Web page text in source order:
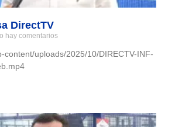
DirectTV
hay comentarios
content/uploads/2025/10/DIRECTV-INF-